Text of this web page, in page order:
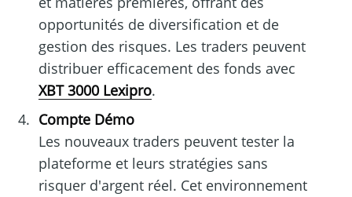
opportunités de diversification et de
gestion des risques. Les traders peuvent
distribuer efficacement des fonds avec
XBT 3000 Lexipro.
Compte Démo
Les nouveaux traders peuvent tester la
plateforme et leurs stratégies sans
risquer d'argent réel. Cet environnement